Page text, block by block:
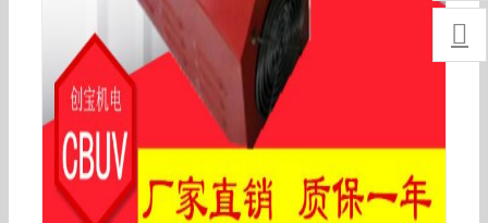
uv光固化机_厂家uv光固化机1kw红外线/紫外线
